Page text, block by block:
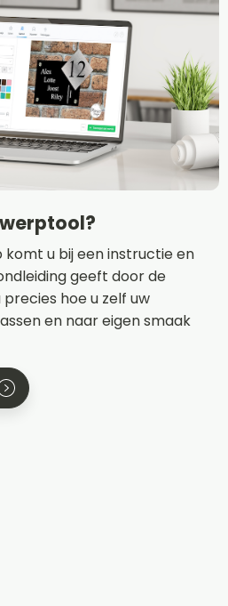
u bij een instructie en
geeft door de
hoe u zelf uw
en naar eigen smaak